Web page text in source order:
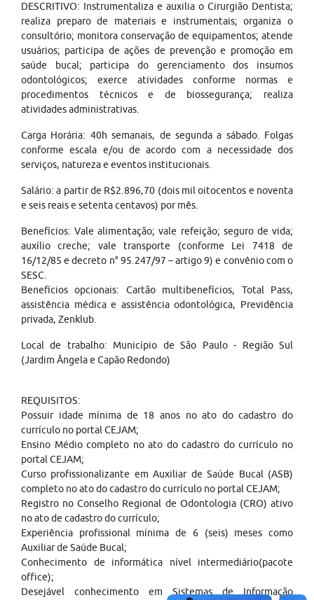
DESCRITIVO: Instrumentaliza e auxilia o Cirurgião Dentista;
realiza preparo de materiais e instrumentais; organiza o
consultório; monitora conservação de equipamentos; atende
usuários; participa de ações de prevenção e promoção em
saúde bucal; participa do gerenciamento dos insumos
odontológicos; exerce atividades conforme normas e
procedimentos técnicos e de biossegurança; realiza
atividades administrativas.
Carga Horária: 40h semanais, de segunda a sábado. Folgas
conforme escala e/ou de acordo com a necessidade dos
serviços, natureza e eventos institucionais.
Salário: a partir de R$2.896,70 (dois mil oitocentos e noventa
e seis reais e setenta centavos) por mês.
Benefícios: Vale alimentação; vale refeição; seguro de vida;
auxílio creche; vale transporte (conforme Lei 7418 de
16/12/85 e decreto n° 95.247/97 – artigo 9) e convênio com o
SESC.
Benefícios opcionais: Cartão multibenefícios, Total Pass,
assistência médica e assistência odontológica, Previdência
privada, Zenklub.
Local de trabalho: Município de São Paulo - Região Sul
(Jardim Ângela e Capão Redondo)
REQUISITOS:
Possuir idade mínima de 18 anos no ato do cadastro do
currículo no portal CEJAM;
Ensino Médio completo no ato do cadastro do currículo no
portal CEJAM;
Curso profissionalizante em Auxiliar de Saúde Bucal (ASB)
completo no ato do cadastro do currículo no portal CEJAM;
Registro no Conselho Regional de Odontologia (CRO) ativo
no ato de cadastro do currículo;
Experiência profissional mínima de 6 (seis) meses como
Auxiliar de Saúde Bucal;
Conhecimento de informática nível intermediário(pacote
office);
Desejável conhecimento em Sistemas de Informação